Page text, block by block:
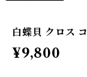
白蝶貝 クロス
¥9,800